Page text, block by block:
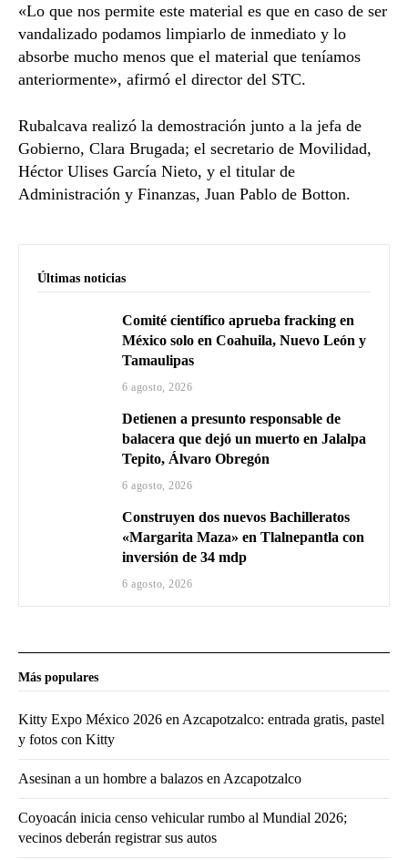
«Lo que nos permite este material es que en caso de ser
vandalizado podamos limpiarlo de inmediato y lo
absorbe mucho menos que el material que teníamos
anteriormente», afirmó el director del STC.
Rubalcava realizó la demostración junto a la jefa de
Gobierno, Clara Brugada; el secretario de Movilidad,
Héctor Ulises García Nieto, y el titular de
Administración y Finanzas, Juan Pablo de Botton.
Últimas noticias
Comité científico aprueba fracking en
México solo en Coahuila, Nuevo León y
Tamaulipas
6 agosto, 2026
Detienen a presunto responsable de
balacera que dejó un muerto en Jalalpa
Tepito, Álvaro Obregón
6 agosto, 2026
Construyen dos nuevos Bachilleratos
«Margarita Maza» en Tlalnepantla con
inversión de 34 mdp
6 agosto, 2026
Más populares
Kitty Expo México 2026 en Azcapotzalco: entrada gratis, pastel
y fotos con Kitty
Asesinan a un hombre a balazos en Azcapotzalco
Coyoacán inicia censo vehicular rumbo al Mundial 2026;
vecinos deberán registrar sus autos